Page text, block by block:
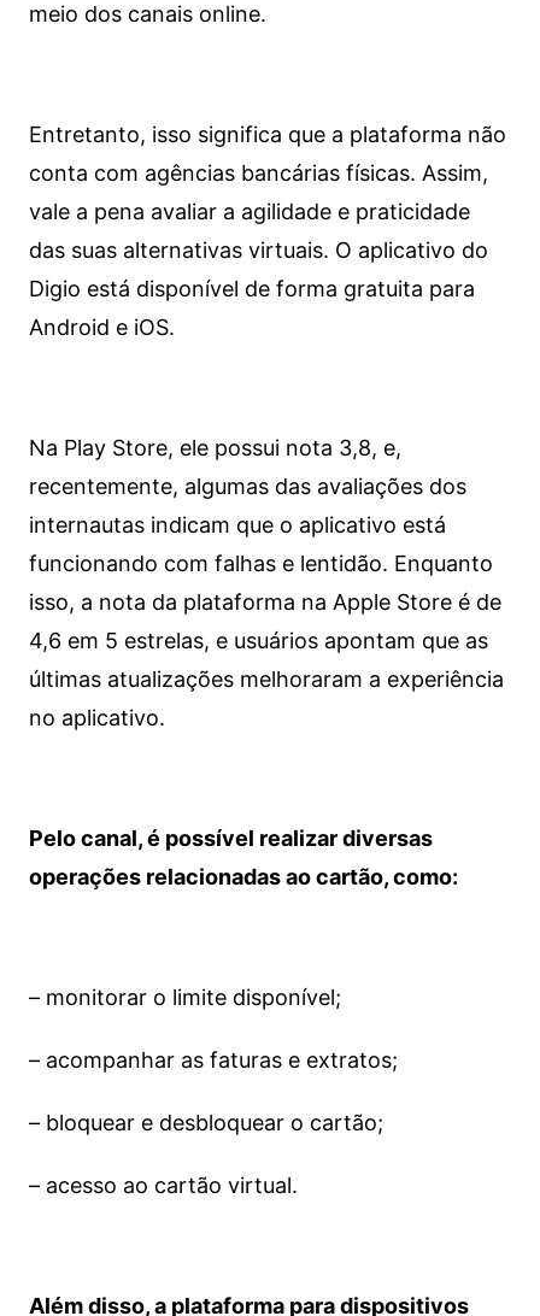
meio dos canais online.
Entretanto, isso significa que a plataforma não
conta com agências bancárias físicas. Assim,
vale a pena avaliar a agilidade e praticidade
das suas alternativas virtuais. O aplicativo do
Digio está disponível de forma gratuita para
Android e iOS.
Na Play Store, ele possui nota 3,8, e,
recentemente, algumas das avaliações dos
internautas indicam que o aplicativo está
funcionando com falhas e lentidão. Enquanto
isso, a nota da plataforma na Apple Store é de
4,6 em 5 estrelas, e usuários apontam que as
últimas atualizações melhoraram a experiência
no aplicativo.
Pelo canal, é possível realizar diversas
operações relacionadas ao cartão, como:
– monitorar o limite disponível;
– acompanhar as faturas e extratos;
– bloquear e desbloquear o cartão;
– acesso ao cartão virtual.
Além disso, a plataforma para dispositivos